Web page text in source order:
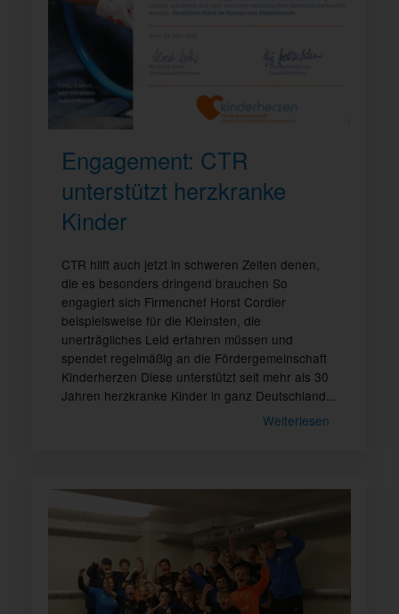
Engagement: CTR
unterstützt herzkranke
Kinder
CTR hilft auch jetzt in schweren Zeiten denen,
die es besonders dringend brauchen So
engagiert sich Firmenchef Horst Cordier
beispielsweise für die Kleinsten, die
unerträgliches Leid erfahren müssen und
spendet regelmäßig an die Fördergemeinschaft
Kinderherzen Diese unterstützt seit mehr als 30
Jahren herzkranke Kinder in ganz Deutschland...
Weiterlesen